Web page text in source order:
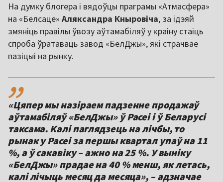
На думку блогера і вядоўцы праграмы «Атмасфера»
на «Белсаце» Аляксандра Кныровіча, за ідэяй
змяніць правілы ўвозу аўтамабіляў у краіну стаіць
спроба ўратаваць завод «БелДжы», які страчвае
пазіцыі на рынку.
,,
«Цяпер мы назіраем падзенне продажаў
аўтамабіляў «БелДжы» ў Расеі і ў Беларусі
таксама. Калі паглядзець на лічбы, то
рынак у Расеі за першы квартал упаў на 11
%, а ў сакавіку – ажно на 25 %. У выніку
«БелДжы» прадае на 40 % менш, як летась,
калі лічыць месяц да месяца», – адзначае